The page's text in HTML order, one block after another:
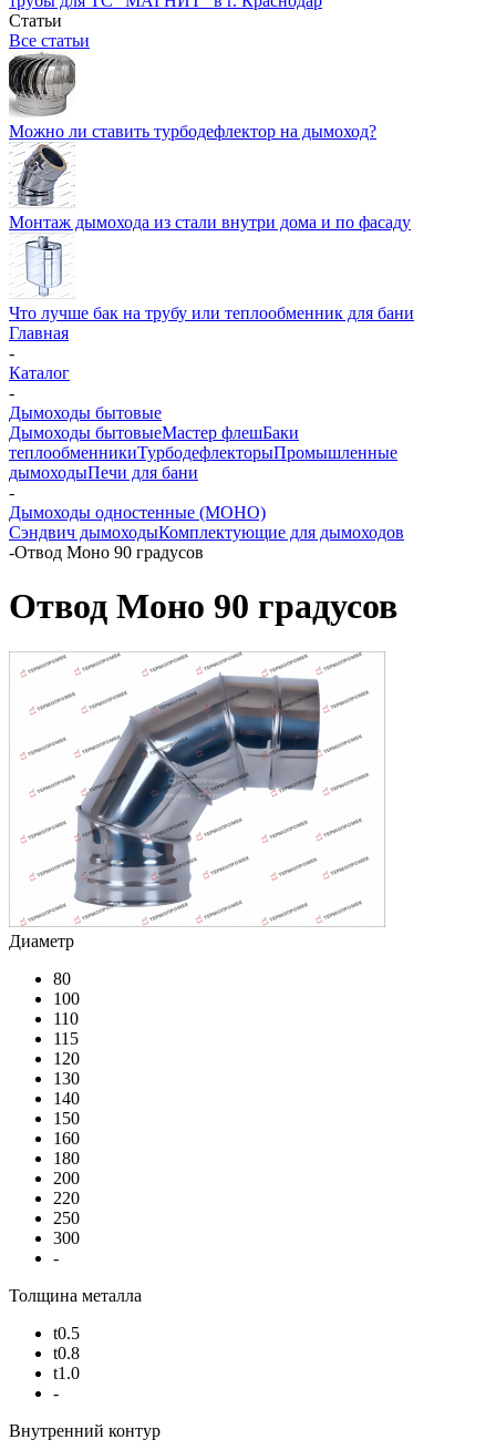
Статьи
Все статьи
Можно ли ставить турбодефлектор на дымоход?
Монтаж дымохода из стали внутри дома и по фасаду
Что лучше бак на трубу или теплообменник для бани
Главная
-
Каталог
-
Дымоходы бытовые
Дымоходы бытовыеМастер флешБаки
теплообменникиТурбодефлекторыПромышленные
дымоходыПечи для бани
-
Дымоходы одностенные (МОНО)
Сэндвич дымоходыКомплектующие для дымоходов
-Отвод Моно 90 градусов
Отвод Моно 90 градусов
Диаметр
80
100
110
115
120
130
140
150
160
180
200
220
250
300
-
Толщина металла
t0.5
t0.8
t1.0
-
Внутренний контур